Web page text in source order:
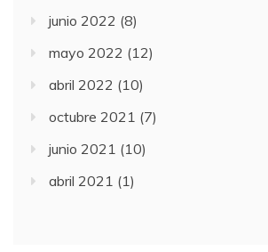
junio 2022 (8)
mayo 2022 (12)
abril 2022 (10)
octubre 2021 (7)
junio 2021 (10)
abril 2021 (1)